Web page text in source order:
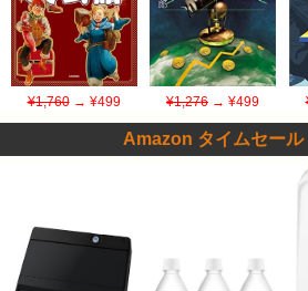
¥1,760→ ¥499 ¥1,276 → ¥499
Amazon タイムセール